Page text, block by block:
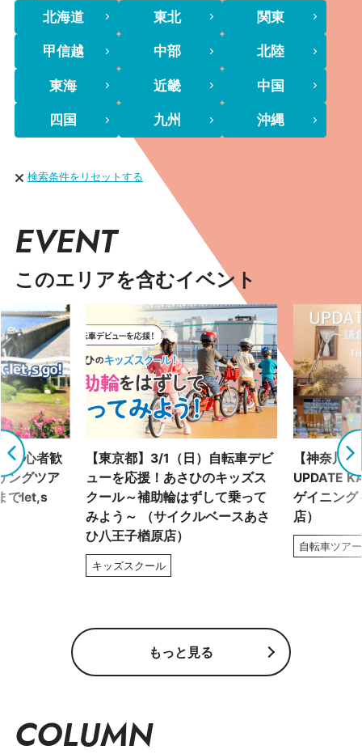
北海道 東北 関東
甲信越 中部 北陸
東海 近畿 中国
四国 九州 沖縄
検索条件をリセットする
EVENT
このエリアを含むイベント
初心者歓
ングツア
でlet,s
【東京都】3/1（日）自転車デビ
ューを応援！あさひのキッズス
クール～補助輪はずして乗って
みよう～ （サイクルベースあさ
ひ八王子楢原店）
キッズスクール
【神奈川
UPDATE
ゲイニング
店）
自転車ツアー
もっと見る
COLUMN